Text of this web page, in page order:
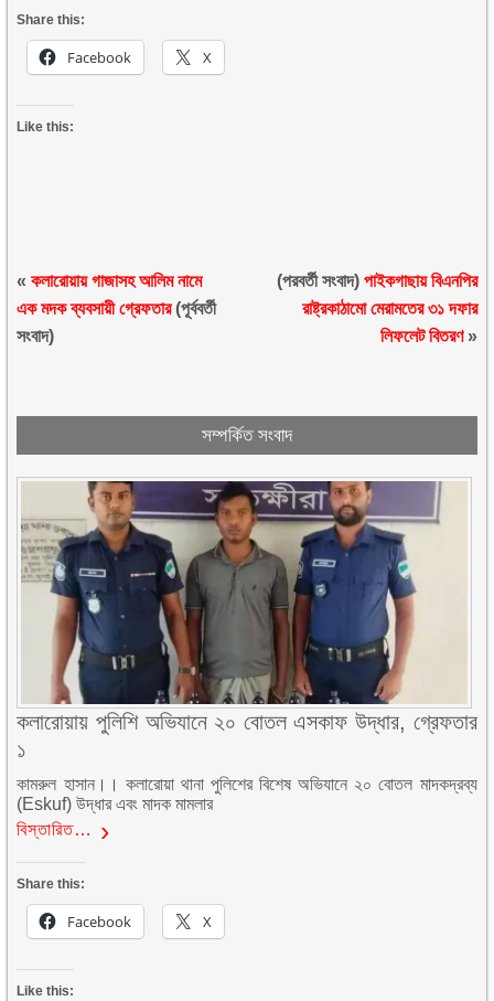
Share this:
Facebook X
Like this:
«কলারোয়ায় গাজাসহ আলিম নামে
এক মদক ব্যবসায়ী গ্রেফতার(পূর্ববর্তী
সংবাদ)
(পরবর্তী সংবাদ) পাইকগাছায় বিএনপির
রাষ্ট্রকাঠামো মেরামতের ৩১ দফার
লিফলেট বিতরণ»
সম্পর্কিত সংবাদ
কলারোয়ায় পুলিশি অভিযানে ২০ বোতল এসকাফ উদ্ধার, গ্রেফতার
১
কামরুল হাসান।। কলারোয়া থানা পুলিশের বিশেষ অভিযানে ২০ বোতল মাদকদ্রব্য
(Eskuf) উদ্ধার এবং মাদক মামলার
বিস্তারিত…
Share this:
Facebook X
Like this: